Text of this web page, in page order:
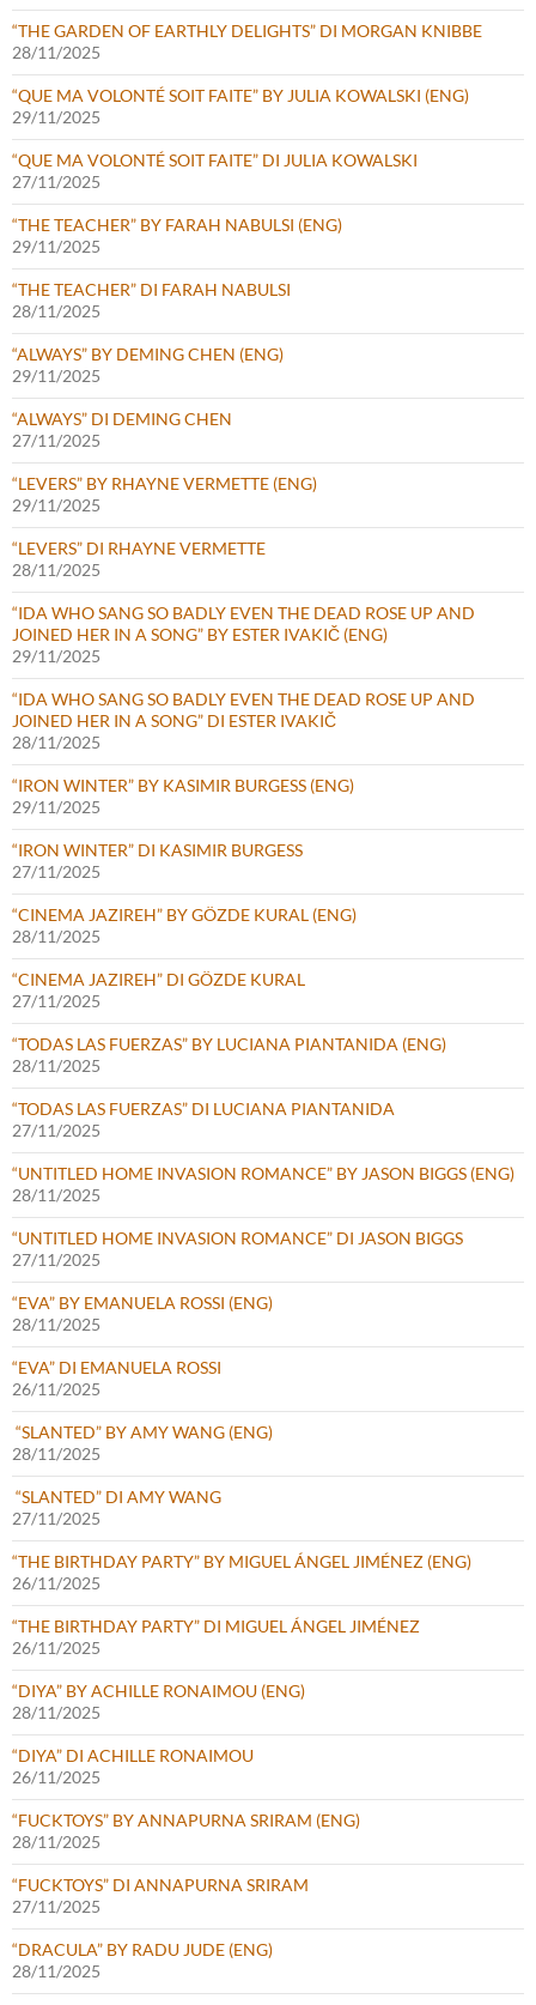
“THE GARDEN OF EARTHLY DELIGHTS” DI MORGAN KNIBBE
28/11/2025
“QUE MA VOLONTÉ SOIT FAITE” BY JULIA KOWALSKI (ENG)
29/11/2025
“QUE MA VOLONTÉ SOIT FAITE” DI JULIA KOWALSKI
27/11/2025
“THE TEACHER” BY FARAH NABULSI (ENG)
29/11/2025
“THE TEACHER” DI FARAH NABULSI
28/11/2025
“ALWAYS” BY DEMING CHEN (ENG)
29/11/2025
“ALWAYS” DI DEMING CHEN
27/11/2025
“LEVERS” BY RHAYNE VERMETTE (ENG)
29/11/2025
“LEVERS” DI RHAYNE VERMETTE
28/11/2025
“IDA WHO SANG SO BADLY EVEN THE DEAD ROSE UP AND
JOINED HER IN A SONG” BY ESTER IVAKIČ (ENG)
29/11/2025
“IDA WHO SANG SO BADLY EVEN THE DEAD ROSE UP AND
JOINED HER IN A SONG” DI ESTER IVAKIČ
28/11/2025
“IRON WINTER” BY KASIMIR BURGESS (ENG)
29/11/2025
“IRON WINTER” DI KASIMIR BURGESS
27/11/2025
“CINEMA JAZIREH” BY GÖZDE KURAL (ENG)
28/11/2025
“CINEMA JAZIREH” DI GÖZDE KURAL
27/11/2025
“TODAS LAS FUERZAS” BY LUCIANA PIANTANIDA (ENG)
28/11/2025
“TODAS LAS FUERZAS” DI LUCIANA PIANTANIDA
27/11/2025
“UNTITLED HOME INVASION ROMANCE” BY JASON BIGGS (ENG)
28/11/2025
“UNTITLED HOME INVASION ROMANCE” DI JASON BIGGS
27/11/2025
“EVA” BY EMANUELA ROSSI (ENG)
28/11/2025
“EVA” DI EMANUELA ROSSI
26/11/2025
“SLANTED” BY AMY WANG (ENG)
28/11/2025
“SLANTED” DI AMY WANG
27/11/2025
“THE BIRTHDAY PARTY” BY MIGUEL ÁNGEL JIMÉNEZ (ENG)
26/11/2025
“THE BIRTHDAY PARTY” DI MIGUEL ÁNGEL JIMÉNEZ
26/11/2025
“DIYA” BY ACHILLE RONAIMOU (ENG)
28/11/2025
“DIYA” DI ACHILLE RONAIMOU
26/11/2025
“FUCKTOYS” BY ANNAPURNA SRIRAM (ENG)
28/11/2025
“FUCKTOYS” DI ANNAPURNA SRIRAM
27/11/2025
“DRACULA” BY RADU JUDE (ENG)
28/11/2025